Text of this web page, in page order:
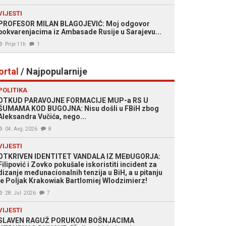
MILAN BLAGOJEVIĆ: Moj odgovor
iz Ambasade Rusije u Sarajevu...
Prije 11h 1
/ Najpopularnije
PARAVOJNE FORMACIJE MUP-a RS U
KOD BUGOJNA: Nisu došli u FBiH zbog
Vučića, nego...
04. Avg. 2026 8
IDENTITET VANDALA IZ MEĐUGORJA:
i Zovko pokušale iskoristiti incident za
međunacionalnih tenzija u BiH, a u pitanju
Poljak Krakowiak Bartlomiej Wlodzimierz!
28. Jul. 2026 7
RAGUŽ PORUKOM BOŠNJACIMA